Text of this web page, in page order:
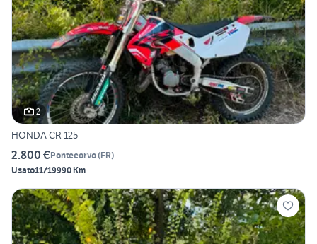
2
HONDA CR 125
2.800 €Pontecorvo(FR)
Usato11/19990 Km